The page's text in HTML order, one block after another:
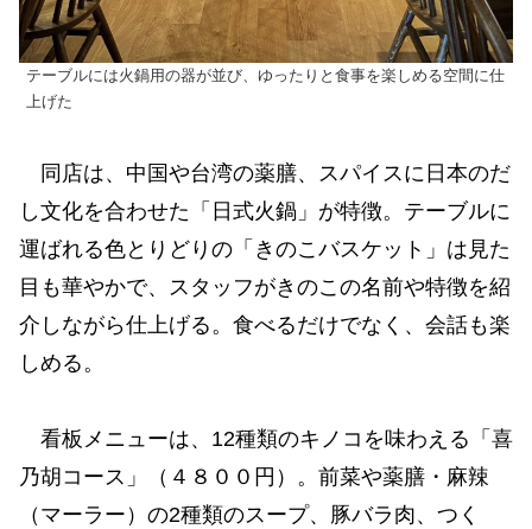
テーブルには火鍋用の器が並び、ゆったりと食事を楽しめる空間に仕
上げた
同店は、中国や台湾の薬膳、スパイスに日本のだ
し文化を合わせた「日式火鍋」が特徴。テーブルに
運ばれる色とりどりの「きのこバスケット」は見た
目も華やかで、スタッフがきのこの名前や特徴を紹
介しながら仕上げる。食べるだけでなく、会話も楽
しめる。
看板メニューは、12種類のキノコを味わえる「喜
乃胡コース」（４８００円）。前菜や薬膳・麻辣
（マーラー）の2種類のスープ、豚バラ肉、つく